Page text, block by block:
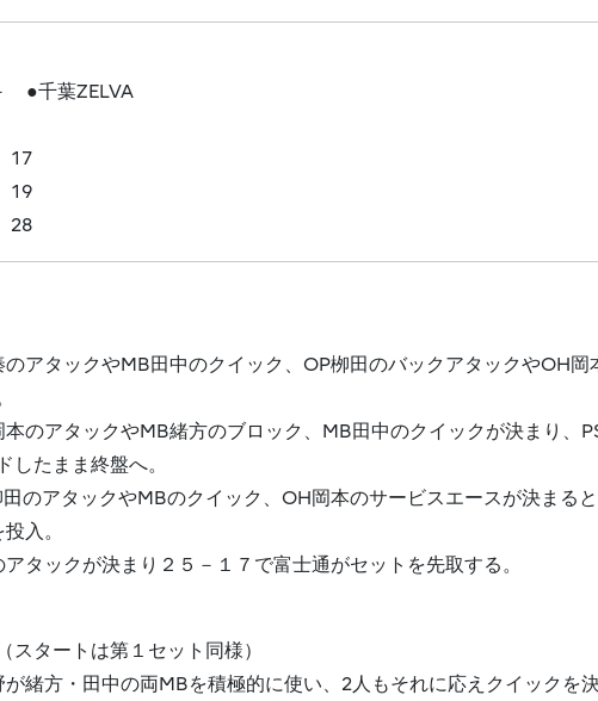
千葉ZELVA
17
19
28
アタックやMB田中のクイック、OP栁田のバックアタックやOH岡
のアタックやMB緒方のブロック、MB田中のクイックが決まり、
したまま終盤へ。
のアタックやMBのクイック、OH岡本のサービスエースが決まる
入。
タックが決まり２５－１７で富士通がセットを先取する。
タートは第１セット同様）
緒方・田中の両MBを積極的に使い、2人もそれに応えクイックを